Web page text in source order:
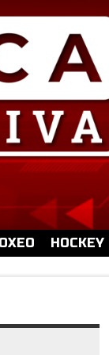
HOCKEY